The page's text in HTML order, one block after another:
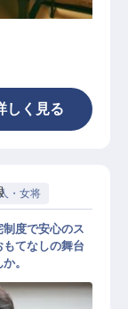
しく見る
・女将
度で安心のス
てなしの舞台
。